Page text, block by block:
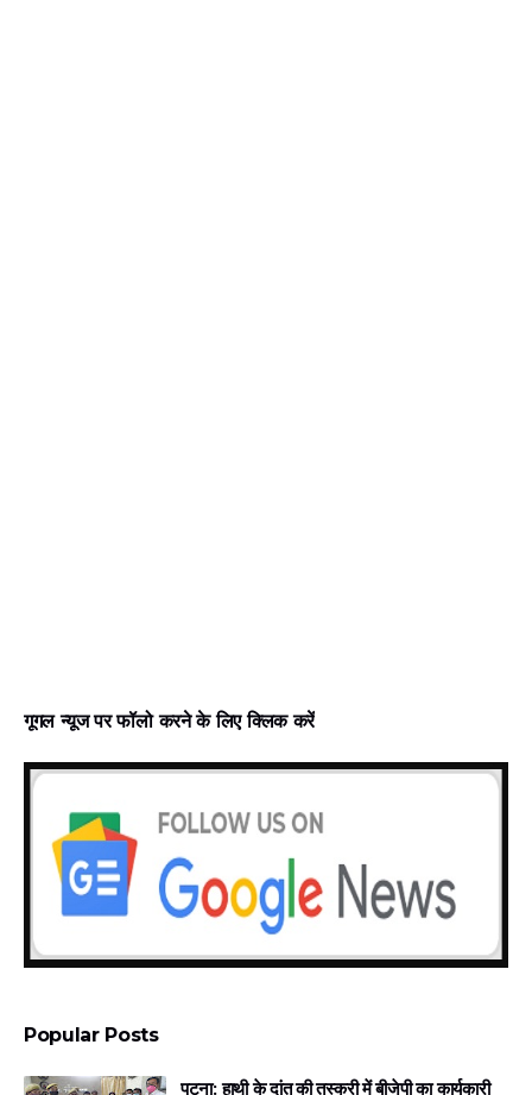
गूगल न्‍यूज पर फॉलो करने के लिए क्लिक करें
Popular Posts
पटना: हाथी के दांत की तस्करी में बीजेपी का कार्यकारी